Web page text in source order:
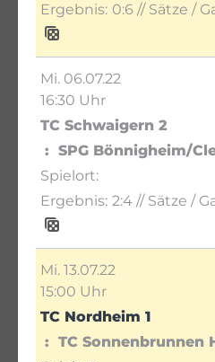
0:6 // Sätze /
Mi. 06.07.22
16:30 Uhr
TC Schwaigern 2
SPG Bönnigheim/
2:4 // Sätze /
Mi. 13.07.22
15:00 Uhr
TC Nordheim 1
TC Sonnenbrunnen